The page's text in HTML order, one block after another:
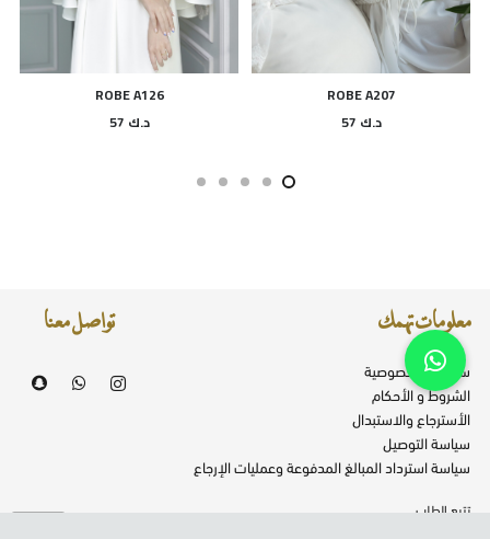
ROBE A207
د.ك
ROBE A126
د.ك
معلومات تهمك
سياسية الخصوصية
الشروط و الأحكام
الأسترجاع والاستبدال
سياسة التوصيل
سياسة استرداد المبالغ المدفوعة وعمليات الإرجاع
تواصل معنا
تتبع الطلب